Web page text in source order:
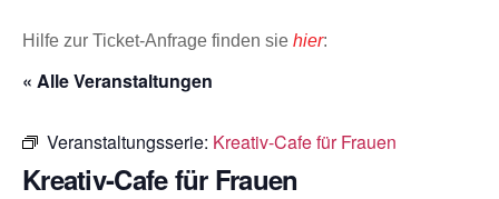
Hilfe zur Ticket-Anfrage finden sie hier:
« Alle Veranstaltungen
Veranstaltungsserie: Kreativ-Cafe für Frauen
Kreativ-Cafe für Frauen